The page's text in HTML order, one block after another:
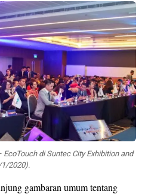
di Suntec City Exhibition and
1/2020).
gambaran umum tentang